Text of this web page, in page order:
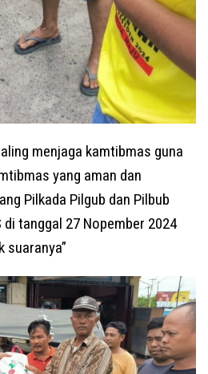
menjaga kamtibmas guna
yang aman dan
Pilkada Pilgub dan Pilbub
tanggal 27 Nopember 2024
suaranya”